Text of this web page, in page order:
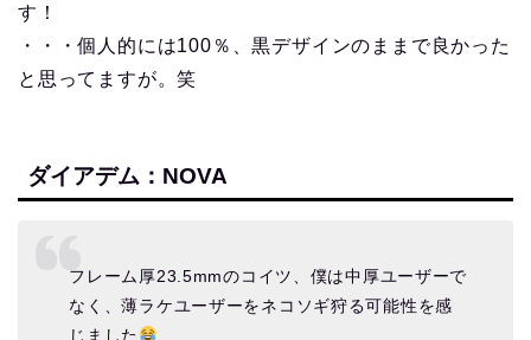
す！
・・・個人的には100％、黒デザインのままで良かった
と思ってますが。笑
ダイアデム：NOVA
フレーム厚23.5mmのコイツ、僕は中厚ユーザーで
なく、薄ラケユーザーをネコソギ狩る可能性を感
じました